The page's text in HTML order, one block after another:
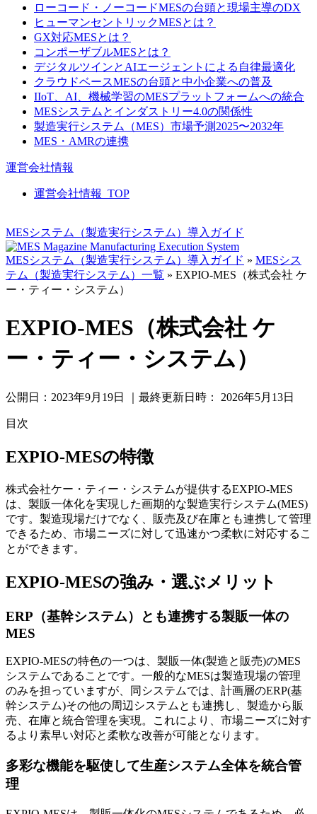
ローコード・ノーコードMESの台頭と現場主導のDX
ヒューマンセントリックMESとは？
GX対応MESとは？
コンポーザブルMESとは？
デジタルツインとAIエージェントによる自律最適化
クラウドベースMESの台頭と中小企業への普及
IIoT、AI、機械学習のMESプラットフォームへの統合
MESシステムとインダストリー4.0の関係性
製造実行システム（MES）市場予測2025〜2032年
MES・AMRの連携
運営会社情報
運営会社情報_TOP
MESシステム（製造実行システム）導入ガイド
MESシステム（製造実行システム）導入ガイド » MESシス
テム（製造実行システム）一覧 » EXPIO-MES（株式会社 ケ
ー・ティー・システム）
EXPIO-MES（株式会社 ケ
ー・ティー・システム）
公開日： 2023年9月19日 ｜最終更新日時： 2026年5月13日
目次
EXPIO-MESの特徴
株式会社ケー・ティー・システムが提供するEXPIO-MES
は、製販一体化を実現した画期的な製造実行システム(MES)
です。製造現場だけでなく、販売及び在庫とも連携して管理
できるため、市場ニーズに対して迅速かつ柔軟に対応するこ
とができます。
EXPIO-MESの強み・選ぶメリット
ERP（基幹システム）とも連携する製販一体の
MES
EXPIO-MESの特色の一つは、製販一体(製造と販売)のMES
システムであることです。一般的なMESは製造現場の管理
のみを担っていますが、同システムでは、 計画層のERP(基
幹システム)その他の周辺システムとも連携し、製造から販
売、在庫と統合管理を実現。これにより、市場ニーズに対す
るより素早い対応と柔軟な改善が可能となります。
多彩な機能を駆使して生産システム全体を統合管
理